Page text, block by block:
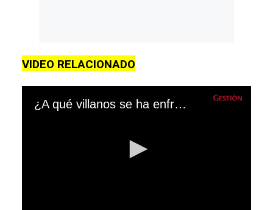
VIDEO RELACIONADO
¿A qué villanos se ha enfrentado Spiderman en las diferentes películas de Sony?